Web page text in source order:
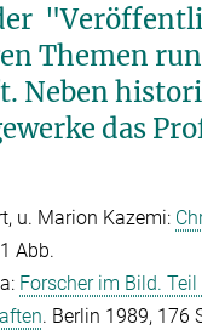
Themen
Neben
das
u. Marion Kazemi:
Abb.
Forscher im Bild.
. Berlin 1989, 176